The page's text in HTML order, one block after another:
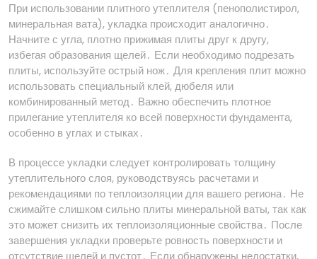
При использовании плитного утеплителя (пенополистирол,
минеральная вата), укладка происходит аналогично․
Начните с угла, плотно прижимая плиты друг к другу,
избегая образования щелей․ Если необходимо подрезать
плиты, используйте острый нож․ Для крепления плит можно
использовать специальный клей, дюбеля или
комбинированный метод․ Важно обеспечить плотное
прилегание утеплителя ко всей поверхности фундамента,
особенно в углах и стыках․
В процессе укладки следует контролировать толщину
утеплительного слоя, руководствуясь расчетами и
рекомендациями по теплоизоляции для вашего региона․ Не
сжимайте слишком сильно плиты минеральной ваты, так как
это может снизить их теплоизоляционные свойства․ После
завершения укладки проверьте ровность поверхности и
отсутствие щелей и пустот․ Если обнаружены недостатки,